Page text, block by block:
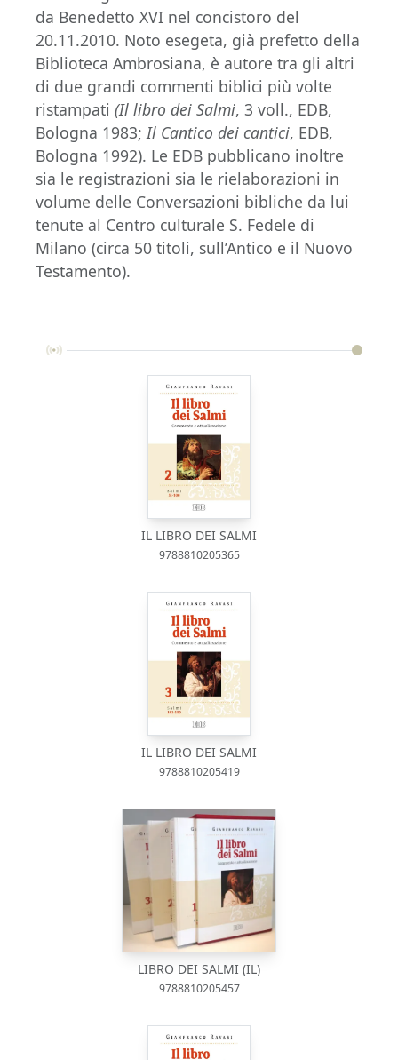
da Benedetto XVI nel concistoro del
20.11.2010. Noto esegeta, già prefetto della
Biblioteca Ambrosiana, è autore tra gli altri
di due grandi commenti biblici più volte
ristampati (Il libro dei Salmi, 3 voll., EDB,
Bologna 1983;Il Cantico dei cantici, EDB,
Bologna 1992). Le EDB pubblicano inoltre
sia le registrazioni sia le rielaborazioni in
volume delle Conversazioni bibliche da lui
tenute al Centro culturale S. Fedele di
Milano (circa 50 titoli, sull’Antico e il Nuovo
Testamento).
IL LIBRO DEI SALMI
9788810205365
IL LIBRO DEI SALMI
9788810205419
LIBRO DEI SALMI (IL)
9788810205457